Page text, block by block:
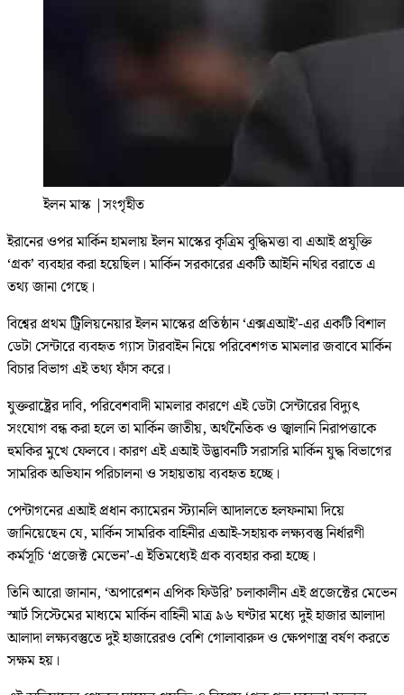
ইলন মাস্ক |সংগৃহীত
ইরানের ওপর মার্কিন হামলায় ইলন মাস্কের কৃত্রিম বুদ্ধিমত্তা বা এআই প্রযুক্তি
‘গ্রক’ ব্যবহার করা হয়েছিল। মার্কিন সরকারের একটি আইনি নথির বরাতে এ
তথ্য জানা গেছে।
বিশ্বের প্রথম ট্রিলিয়নেয়ার ইলন মাস্কের প্রতিষ্ঠান ‘এক্সএআই’-এর একটি বিশাল
ডেটা সেন্টারে ব্যবহৃত গ্যাস টারবাইন নিয়ে পরিবেশগত মামলার জবাবে মার্কিন
বিচার বিভাগ এই তথ্য ফাঁস করে।
যুক্তরাষ্ট্রের দাবি, পরিবেশবাদী মামলার কারণে এই ডেটা সেন্টারের বিদ্যুৎ
সংযোগ বন্ধ করা হলে তা মার্কিন জাতীয়, অর্থনৈতিক ও জ্বালানি নিরাপত্তাকে
হুমকির মুখে ফেলবে। কারণ এই এআই উদ্ভাবনটি সরাসরি মার্কিন যুদ্ধ বিভাগের
সামরিক অভিযান পরিচালনা ও সহায়তায় ব্যবহৃত হচ্ছে।
পেন্টাগনের এআই প্রধান ক্যামেরন স্ট্যানলি আদালতে হলফনামা দিয়ে
জানিয়েছেন যে, মার্কিন সামরিক বাহিনীর এআই-সহায়ক লক্ষ্যবস্তু নির্ধারণী
কর্মসূচি ‘প্রজেক্ট মেভেন’-এ ইতিমধ্যেই গ্রক ব্যবহার করা হচ্ছে।
তিনি আরো জানান, ‘অপারেশন এপিক ফিউরি’ চলাকালীন এই প্রজেক্টের মেভেন
স্মার্ট সিস্টেমের মাধ্যমে মার্কিন বাহিনী মাত্র ৯৬ ঘণ্টার মধ্যে দুই হাজার আলাদা
আলাদা লক্ষ্যবস্তুতে দুই হাজারেরও বেশি গোলাবারুদ ও ক্ষেপণাস্ত্র বর্ষণ করতে
সক্ষম হয়।